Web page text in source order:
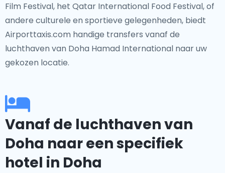
Film Festival, het Qatar International Food Festival, of
andere culturele en sportieve gelegenheden, biedt
Airporttaxis.com handige transfers vanaf de
luchthaven van Doha Hamad International naar uw
gekozen locatie.
Vanaf de luchthaven van
Doha naar een specifiek
hotel in Doha